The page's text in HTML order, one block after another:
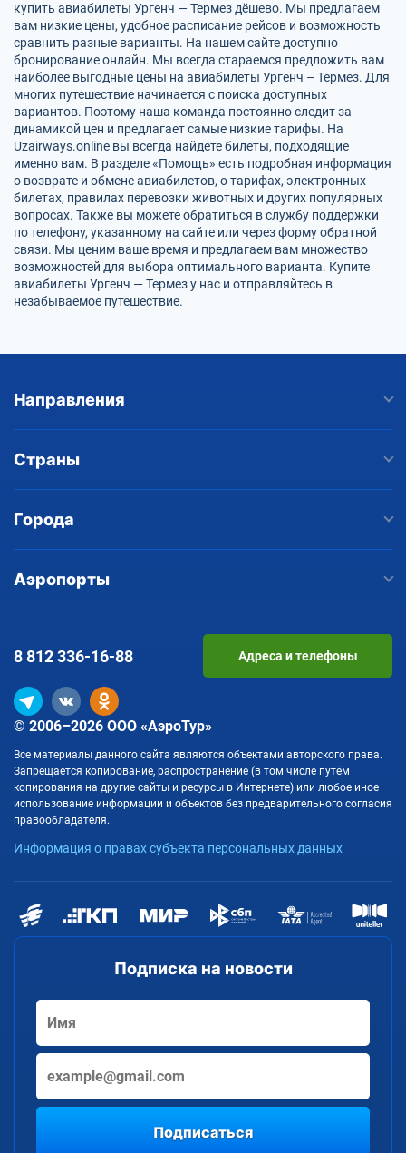
купить авиабилеты Ургенч — Термез дёшево. Мы предлагаем
вам низкие цены, удобное расписание рейсов и возможность
сравнить разные варианты. На нашем сайте доступно
бронирование онлайн. Мы всегда стараемся предложить вам
наиболее выгодные цены на авиабилеты Ургенч – Термез. Для
многих путешествие начинается с поиска доступных
вариантов. Поэтому наша команда постоянно следит за
динамикой цен и предлагает самые низкие тарифы. На
Uzairways.online вы всегда найдете билеты, подходящие
именно вам. В разделе «Помощь» есть подробная информация
о возврате и обмене авиабилетов, о тарифах, электронных
билетах, правилах перевозки животных и других популярных
вопросах. Также вы можете обратиться в службу поддержки
по телефону, указанному на сайте или через форму обратной
связи. Мы ценим ваше время и предлагаем вам множество
возможностей для выбора оптимального варианта. Купите
авиабилеты Ургенч — Термез у нас и отправляйтесь в
незабываемое путешествие.
Направления
Страны
Города
Аэропорты
Подписка на новости
Подписаться
© 2006–2026 ООО «АэроТур»
Все материалы данного сайта являются объектами авторского права.
Запрещается копирование, распространение (в том числе путём
копирования на другие сайты и ресурсы в Интернете) или любое иное
использование информации и объектов без предварительного согласия
правообладателя.
Информация о правах субъекта персональных данных
8 812336-16-88 Адреса и телефоны